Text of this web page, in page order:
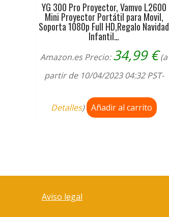
YG 300 Pro Proyector, Vamvo L2600
Mini Proyector Portátil para Movil,
Soporta 1080p Full HD,Regalo Navidad
Infantil…
Amazon.es Precio:34,99€ (a
partir de 10/04/2023 04:32 PST-
Detalles) Añadir al carrito
Aviso legal